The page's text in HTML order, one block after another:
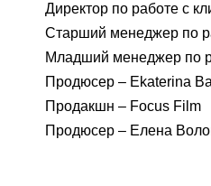
Директор по работе с
Старший менеджер по
Младший менеджер по
Продюсер – Ekaterina
Продакшн – Focus Film
Продюсер – Елена